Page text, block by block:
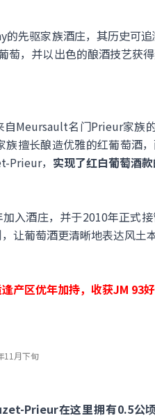
的先驱家族酒庄，其历史可
，并以出色的酿酒技艺获
Meursault名门Prieur家族
擅长酿造优雅的红葡萄酒
Prieur， 实现了红白葡萄酒款
入酒庄，并于2010年正式
让葡萄酒更清晰地表达风土本
区优年加持，收获JM 93好
11月下旬
Prieur在这里拥有0.5公顷